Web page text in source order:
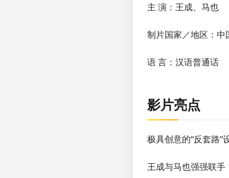
主 演：王成、马也
制片国家／地区：中
语 言：汉语普通话
影片亮点
极具创意的“反套路
王成与马也强强联